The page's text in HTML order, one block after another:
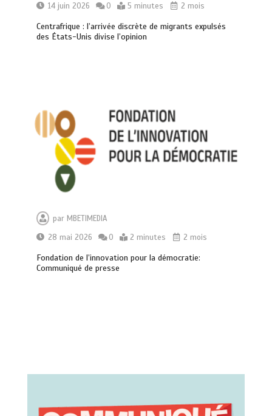
14 juin 2026
0 5 minutes 2 mois
Centrafrique : l’arrivée discrète de migrants expulsés
des États-Unis divise l’opinion
parMBETIMEDIA
28 mai 2026
0 2 minutes 2 mois
Fondation de l’innovation pour la démocratie:
Communiqué de presse